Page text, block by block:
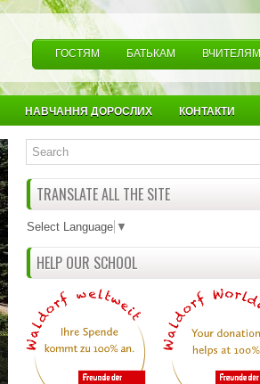
ГОСТЯМ БАТЬКАМ ВЧИТЕЛЯМ
НАВЧАННЯ ДОРОСЛИХ КОНТАКТИ
TRANSLATE ALL THE SITE
Select Language ▼
HELP OUR SCHOOL